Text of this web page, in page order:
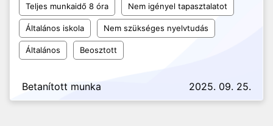
Teljes munkaidő 8 óra Nem igényel tapasztalatot
Általános iskola Nem szükséges nyelvtudás
Általános Beosztott
Betanított munka 2025. 09. 25.